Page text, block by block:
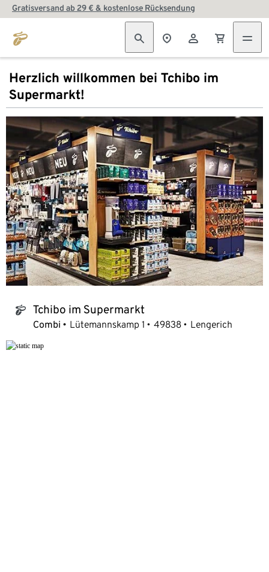
Gratisversand ab 29 € & kostenlose Rücksendung
Herzlich willkommen bei Tchibo im
Supermarkt!
tchibo_logo Tchibo im Supermarkt
Combi Lütemannskamp 1 49838 Lengerich